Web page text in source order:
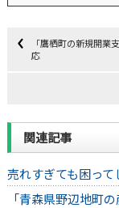
「鷹栖町の新規開業
応
関連記事
売れすぎても困っ
「青森県野辺地町